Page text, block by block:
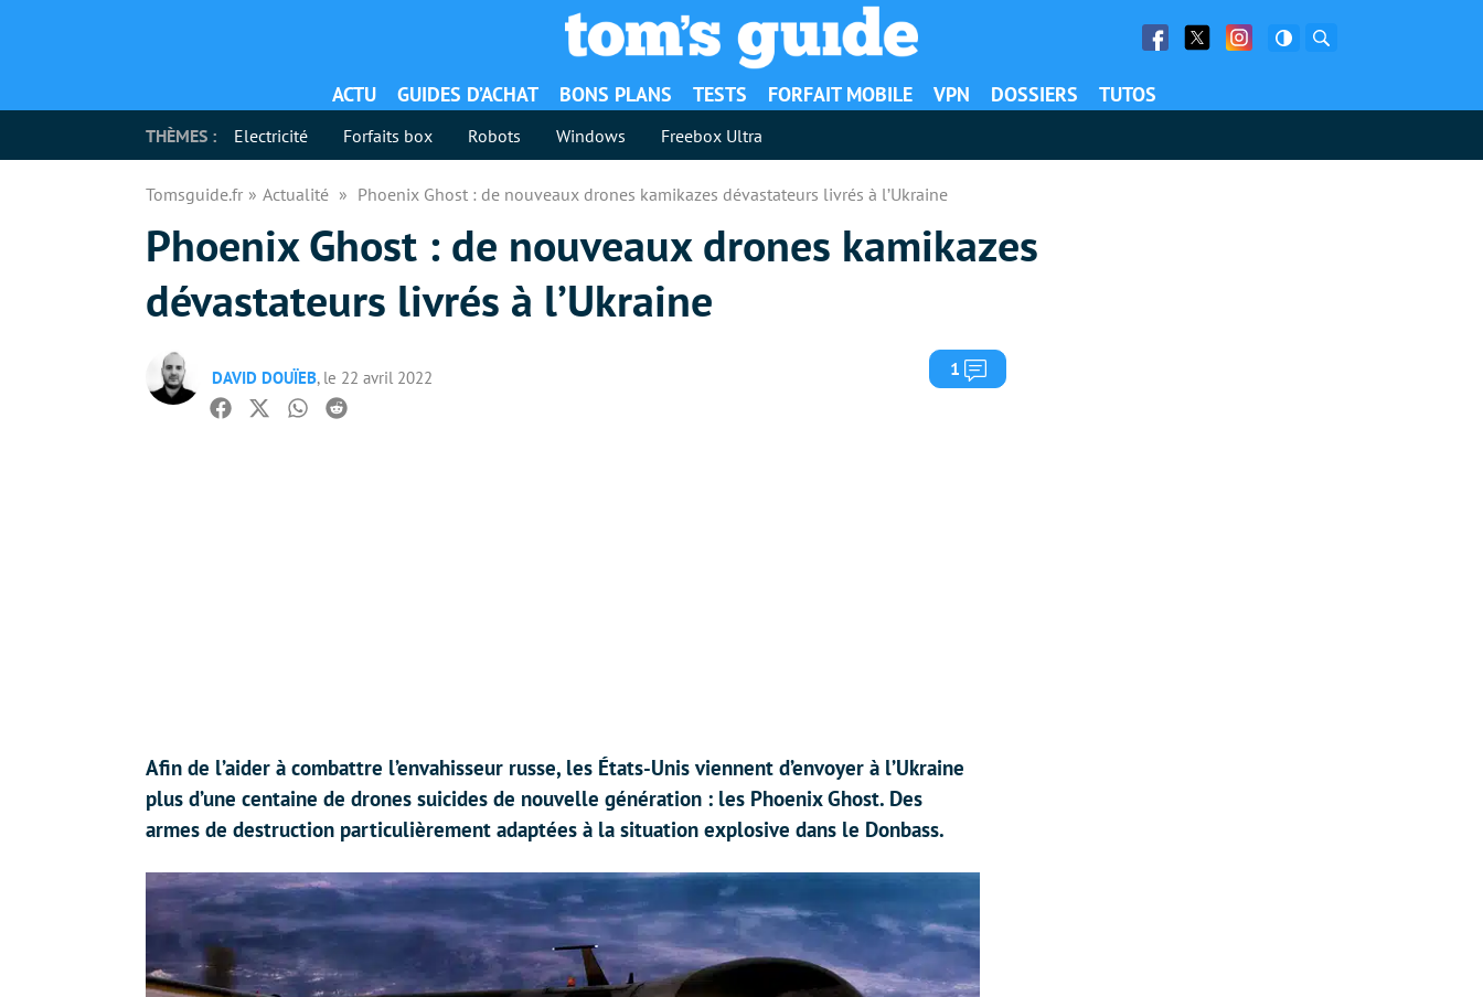
Facebook
Twitter Facebook
ACTU GUIDES D’ACHAT BONS PLANS TESTS FORFAIT MOBILE VPN DOSSIERS TUTOS
THÈMES : Electricité Forfaits box Robots Windows Freebox Ultra
Tomsguide.fr Actualité Phoenix Ghost : de nouveaux drones kamikazes dévastateurs livrés à l’Ukraine
Phoenix Ghost : de nouveaux drones kamikazes
dévastateurs livrés à l’Ukraine
DAVID DOUÏEB, le 22 avril 2022 1 Commentaires
Facebook
TwitterWhatsapp
Reddit
Afin de l’aider à combattre l’envahisseur russe, les États-Unis viennent d’envoyer à l’Ukraine
plus d’une centaine de drones suicides de nouvelle génération : les Phoenix Ghost. Des
armes de destruction particulièrement adaptées à la situation explosive dans le Donbass.